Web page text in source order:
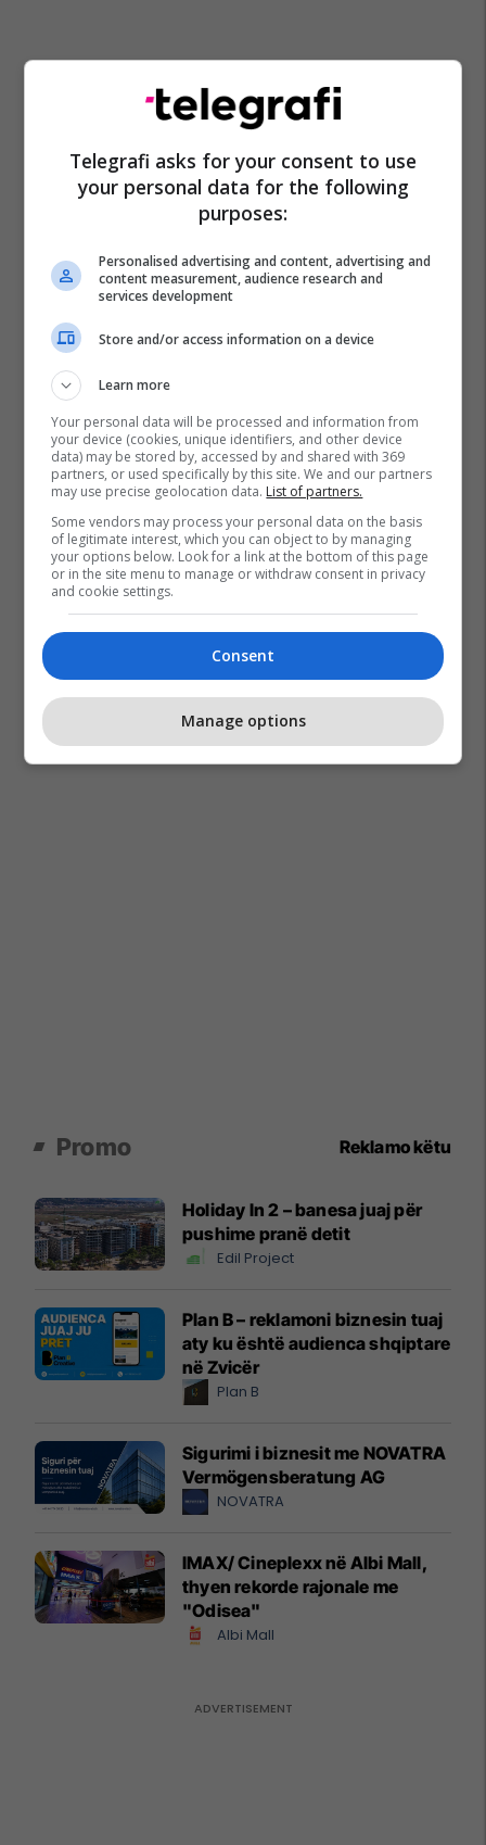
Apple Iphone
Promo Reklamo këtu
Holiday In 2 – banesa juaj për
pushime pranë detit
Edil Project
Plan B – reklamoni biznesin tuaj
aty ku është audienca shqiptare
në Zvicër
Plan B
Sigurimi i biznesit me NOVATRA
Vermögensberatung AG
NOVATRA
IMAX/ Cineplexx në Albi Mall,
thyen rekorde rajonale me
"Odisea"
Albi Mall
Telegrafi asks for your consent to use
your personal data for the following
purposes:
Personalised advertising and content, advertising and
content measurement, audience research and
services development
Store and/or access information on a device
Learn more
Your personal data will be processed and information from
your device (cookies, unique identifiers, and other device
data) may be stored by, accessed by and shared with 369
partners, or used specifically by this site. We and our partners
may use precise geolocation data. List of partners.
Some vendors may process your personal data on the basis
of legitimate interest, which you can object to by managing
your options below. Look for a link at the bottom of this page
or in the site menu to manage or withdraw consent in privacy
and cookie settings.
Consent
Manage options